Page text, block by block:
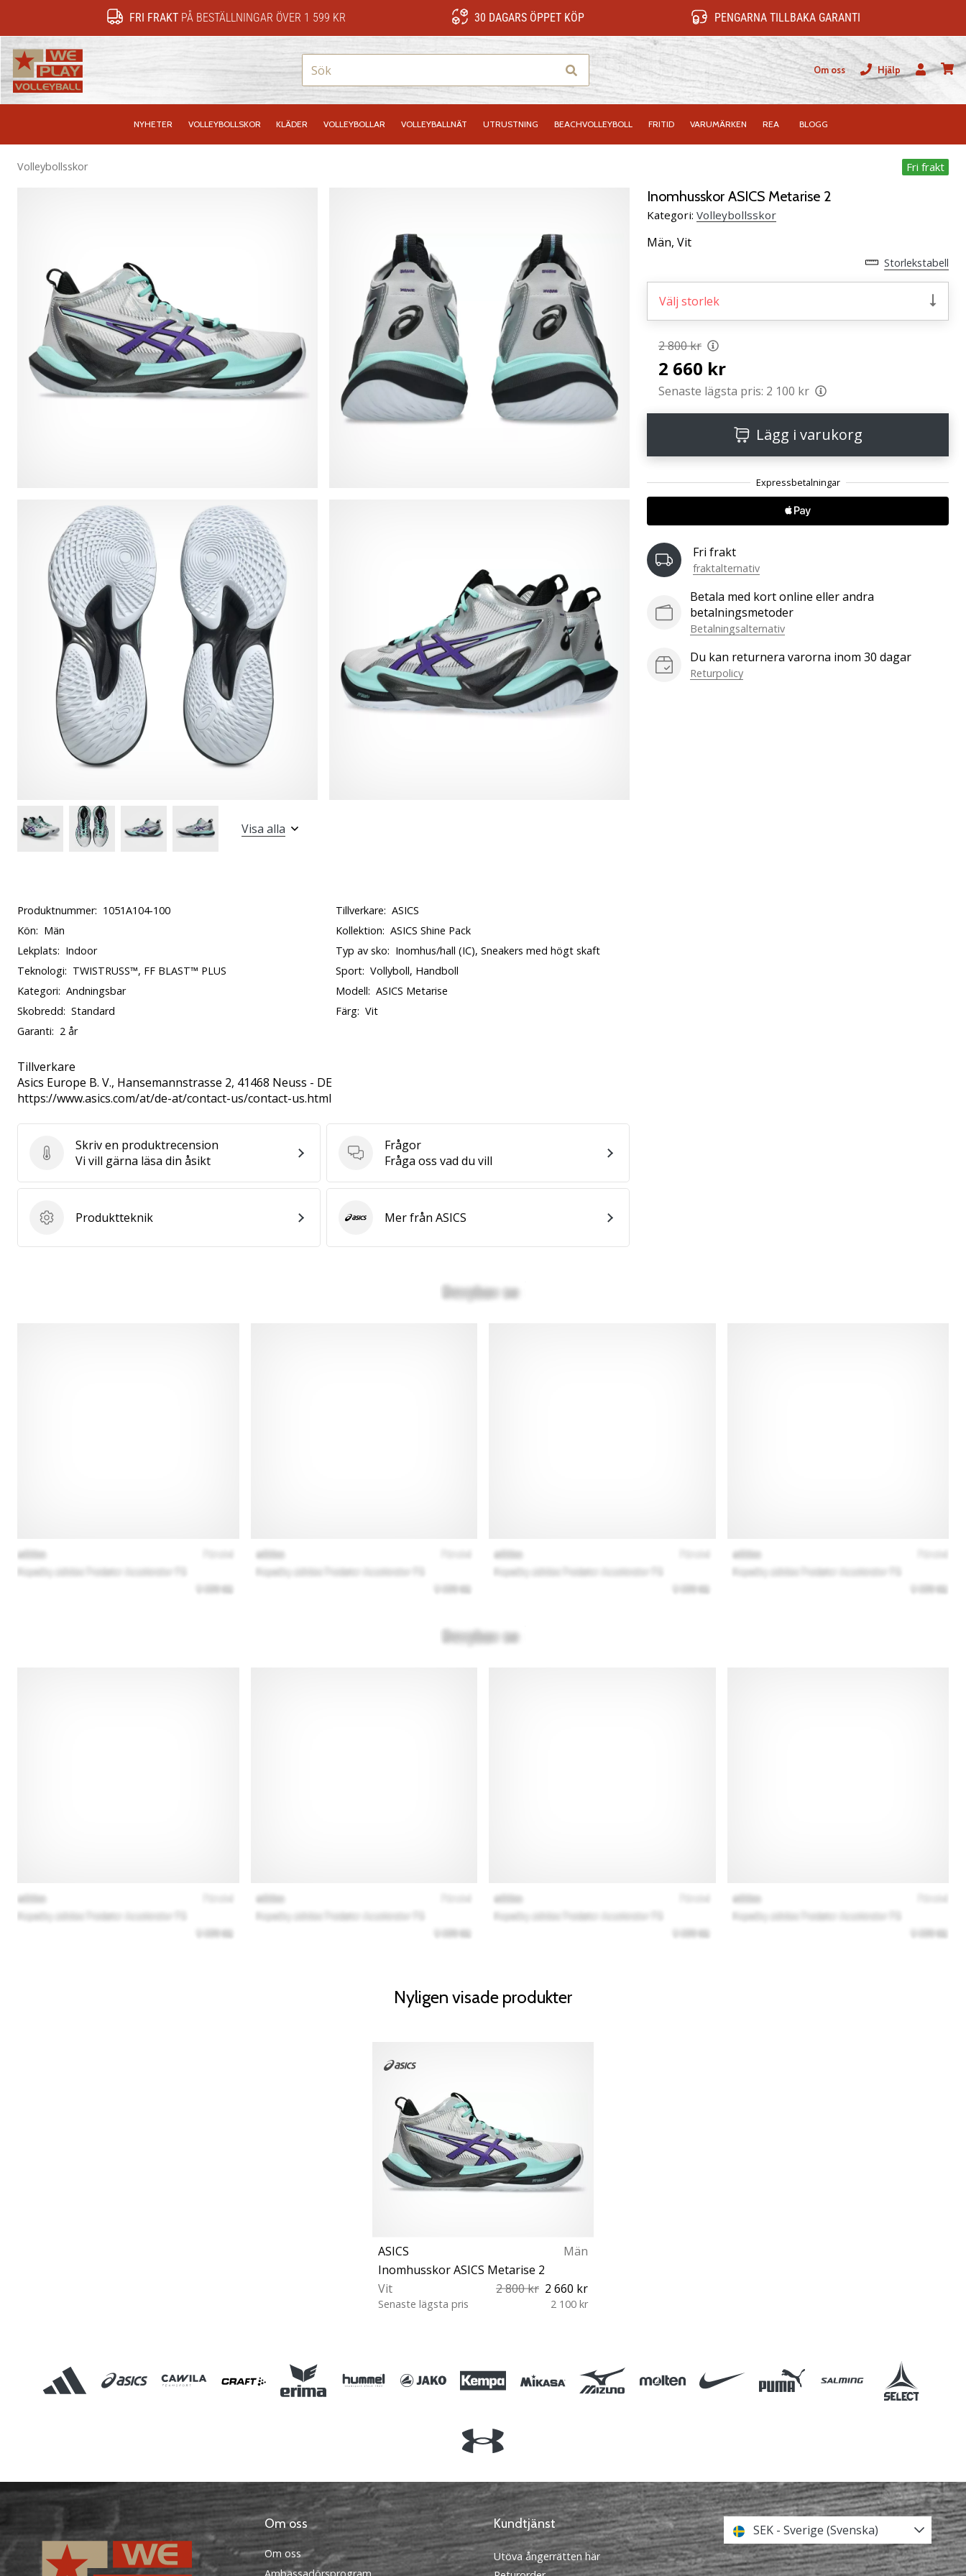
FRI FRAKTPÅ BESTÄLLNINGAR ÖVER 1 599 KR 30 DAGARS ÖPPET KÖP PENGARNA TILLBAKA GARANTI
Om oss
Hjälp
NYHETER VOLLEYBOLLSKOR KLÄDER VOLLEYBOLLAR VOLLEYBALLNÄT UTRUSTNING BEACHVOLLEYBOLL FRITID VARUMÄRKEN REA BLOGG
Volleybollsskor Fri frakt
Inomhusskor ASICS Metarise 2
Kategori: Volleybollsskor
Män, Vit
Storlekstabell
Välj storlek
2 800 kr
2 660 kr
Senaste lägsta pris: 2 100 kr
Lägg i varukorg
Fri frakt
fraktalternativ
Betala med kort online eller andra
betalningsmetoder
Betalningsalternativ
Du kan returnera varorna inom 30 dagar
Returpolicy
Visa alla
Produktnummer: 1051A104-100 Tillverkare: ASICS
Kön: Män Kollektion: ASICS Shine Pack
Lekplats: Indoor Typ av sko: Inomhus/hall (IC), Sneakers med högt skaft
Teknologi: TWISTRUSS™, FF BLAST™ PLUS Sport: Vollyboll, Handboll
Kategori: Andningsbar Modell: ASICS Metarise
Skobredd: Standard Färg: Vit
Garanti: 2 år
Tillverkare
Asics Europe B. V., Hansemannstrasse 2, 41468 Neuss - DE
https://www.asics.com/at/de-at/contact-us/contact-us.html
Skriv en produktrecension
Skriv en produktrecension
Vi vill gärna läsa din åsikt
Frågor
Frågor
Fråga oss vad du vill
Produktteknik
Produktteknik ASICSMer från ASICS
Nyligen visade produkter
ASICS
Män
Inomhusskor ASICS Metarise 2
Vit
2 800 kr 2 660 kr
Senaste lägsta pris 2 100 kr
Om oss
Om oss
Kundtjänst
Utöva ångerrätten här
SEK - Sverige (Svenska)